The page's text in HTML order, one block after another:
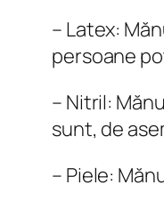
– Latex:
persoane
– Nitril:
sunt, de
– Piele: